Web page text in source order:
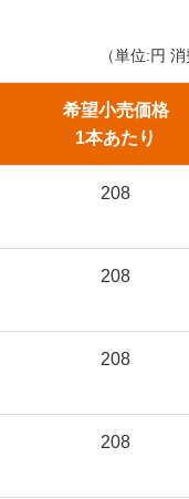
（単位:円 消
希望小売価格
1本あたり
208
208
208
208